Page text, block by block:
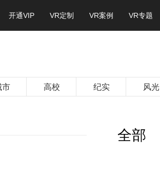
开通VIP VR定制 VR案例 VR专题
市 高校 纪实 风光
全部